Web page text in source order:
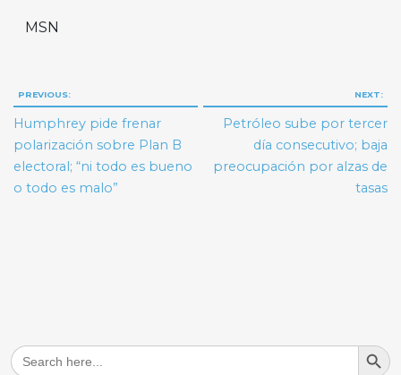
MSN
Navegación
de
entradas
PREVIOUS:
Humphrey pide frenar
polarización sobre Plan B
electoral; “ni todo es bueno
o todo es malo”
NEXT:
Petróleo sube por tercer
día consecutivo; baja
preocupación por alzas de
tasas
Search
for:
Search